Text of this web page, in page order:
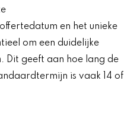
en het unieke
om een duidelijke
Dit geeft aan hoe lang de
is vaak 14 of